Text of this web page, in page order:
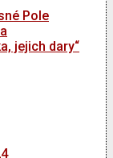
Pole
jejich dary“